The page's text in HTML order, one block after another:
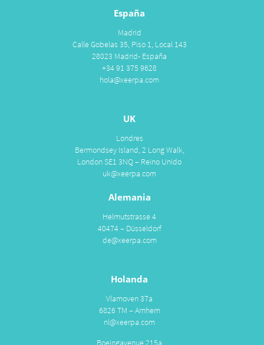
España
Madrid
Calle Gobelas 35, Piso 1, Local 143
28023 Madrid- España
+34 91 375 9628
hola@xeerpa.com
UK
Londres
Bermondsey Island, 2 Long Walk,
London SE1 3NQ – Reino Unido
uk@xeerpa.com
Alemania
Helmutstrasse 4
40474 – Düsseldorf
de@xeerpa.com
Holanda
Vlamoven 37a
6826 TM – Arnhem
nl@xeerpa.com
Boeingavenue 215a